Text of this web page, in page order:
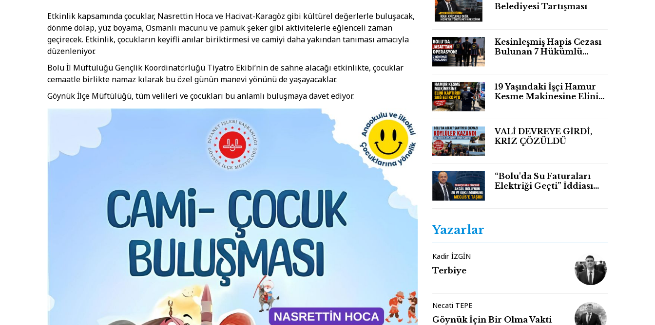
Etkinlik kapsamında çocuklar, Nasrettin Hoca ve Hacivat-Karagöz gibi kültürel değerlerle buluşacak,
dönme dolap, yüz boyama, Osmanlı macunu ve pamuk şeker gibi aktivitelerle eğlenceli zaman
geçirecek. Etkinlik, çocukların keyifli anılar biriktirmesi ve camiyi daha yakından tanıması amacıyla
düzenleniyor.
Bolu İl Müftülüğü Gençlik Koordinatörlüğü Tiyatro Ekibi’nin de sahne alacağı etkinlikte, çocuklar
cemaatle birlikte namaz kılarak bu özel günün manevi yönünü de yaşayacaklar.
Göynük İlçe Müftülüğü, tüm velileri ve çocukları bu anlamlı buluşmaya davet ediyor.
Belediyesi Tartışması
Kesinleşmiş Hapis Cezası
Bulunan 7 Hükümlü
19 Yaşındaki İşçi Hamur
Kesme Makinesine Elini
VALİ DEVREYE GİRDİ,
KRİZ ÇÖZÜLDÜ
“Bolu'da Su Faturaları
Elektriği Geçti” İddiası
Yazarlar
Kadir İZGİN
Terbiye
Necati TEPE
Göynük İçin Bir Olma Vakti